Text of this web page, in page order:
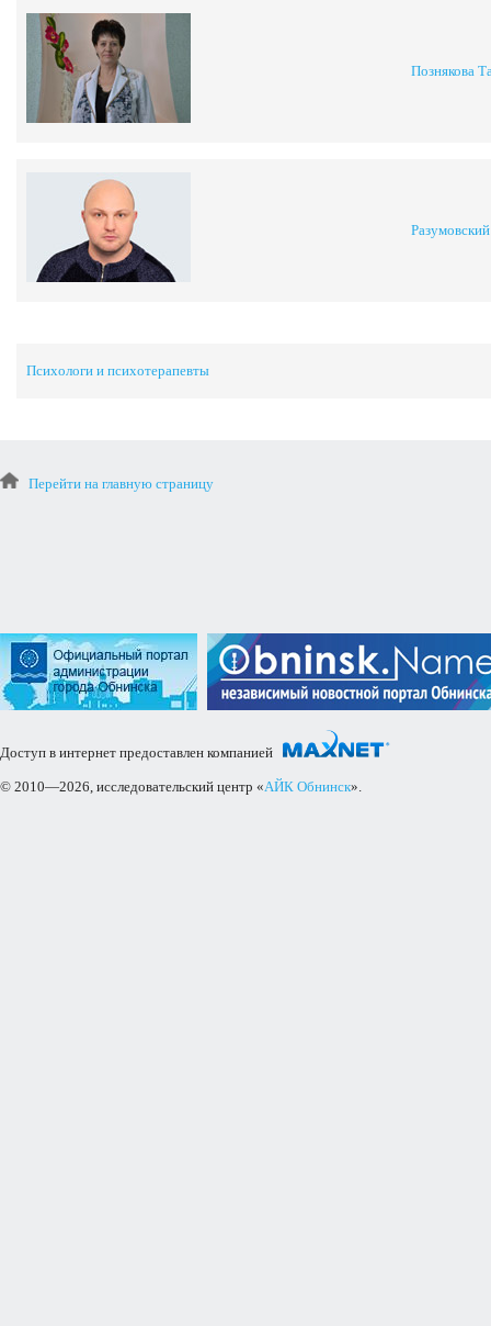
Познякова
Психологи и психотерапевты
Перейти на главную страницу
Доступ в интернет предоставлен компанией
© 2010—2026, исследовательский центр «АЙК Обнинск».